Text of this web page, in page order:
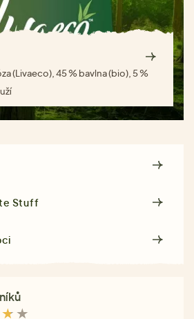
(Livaeco), 45 % bavlna (bio), 5 %
Stuff